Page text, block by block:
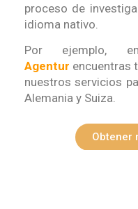
proceso de
idioma nativo.
Por ejemplo,
Agentur encuentras
nuestros servicios
Alemania y Suiza.
Obtener